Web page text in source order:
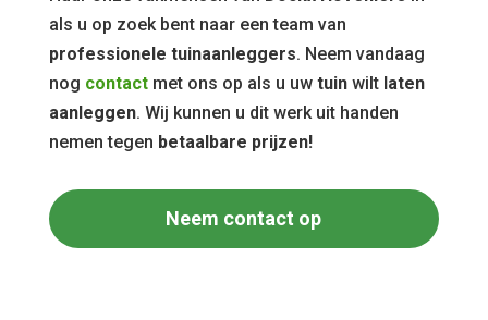
als u op zoek bent naar een team van
professionele tuinaanleggers. Neem vandaag
nog contactmet ons op als u uw tuinwilt laten
aanleggen. Wij kunnen u dit werk uit handen
nemen tegen betaalbare prijzen!
Neem contact op